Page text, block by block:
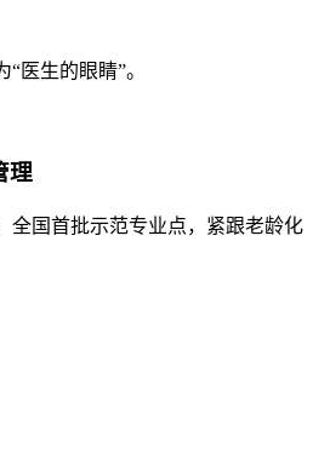
医生的眼睛”。
理
全国首批示范专业点，紧跟老龄化